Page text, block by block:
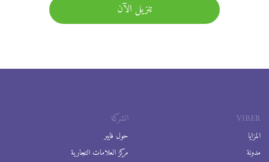
تنزيل الآن
VIBER
المزايا
مدونة
الشركة
حول فايبر
مركز العلامات التجارية